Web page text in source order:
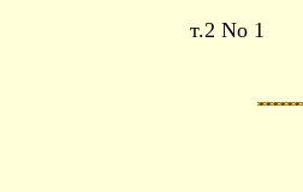
т.2 No 1